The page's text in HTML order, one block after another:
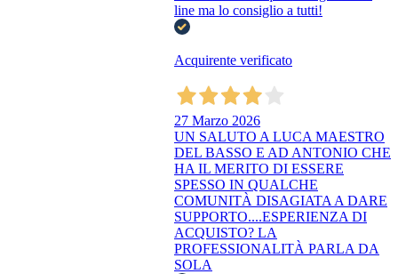
line ma lo consiglio a tutti!
Acquirente verificato
27 Marzo 2026
UN SALUTO A LUCA MAESTRO
DEL BASSO E AD ANTONIO CHE
HA IL MERITO DI ESSERE
SPESSO IN QUALCHE
COMUNITÀ DISAGIATA A DARE
SUPPORTO....ESPERIENZA DI
ACQUISTO? LA
PROFESSIONALITÀ PARLA DA
SOLA